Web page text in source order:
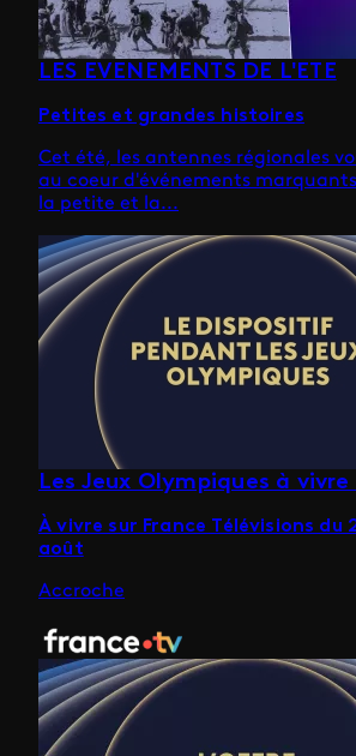
LES EVENEMENTS DE L'ETE
Petites et grandes histoires
Cet été, les antennes régionales
au coeur d'événements
la petite et la...
Les Jeux Olympiques à
À vivre sur France Télévisions du
août
Accroche